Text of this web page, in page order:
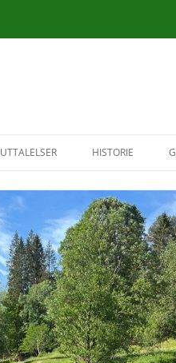
UTTALELSER
UTTALELSER OG BREV 2025
UTTALELSER OG BREV 2024
UTTALELSER OG BREV 2023
UTTALELSER OG BREV 2022
UTTALELSER OG BREV 2021
HISTORIE
LILLOMARKA
HISTORISKE KART